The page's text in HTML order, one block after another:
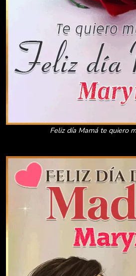
Feliz día Mamá te quiero